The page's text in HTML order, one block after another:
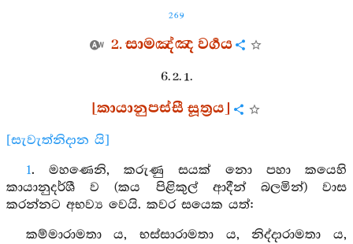
269
2. සාමඤ්ඤ වර්‍ගය
6. 2. 1.
[කායානුපස්සී සූත්‍රය]
[සැවැත්නිදාන යි]
1. මහණෙනි, කරුණු සයක් නො පහා කයෙහි
කායානුදර්ශී ව (කය පිළිකුල් ආදීන් බලමින්) වාස
කරන්නට අභව්‍ය වෙයි. කවර සයෙක යත්:
කම්මාරාමතා ය, භස්සාරාමතා ය, නිද්දාරාමතා ය,